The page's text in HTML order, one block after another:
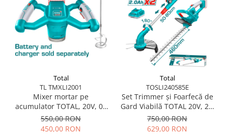
Suporturi laptop
Tirbușoane și deschizătoare de
sticle
Trafalet
Trusă tubulare
Unelte pentru altoit
Unelte pentru grădină
Total
TL TMXLI2001
Mixer mortar pe
acumulator TOTAL, 20V, 0–
650 RPM, prindere M14,
fără baterie
550,00 RON
450,00 RON
Total
TOSLI240585E
Set Trimmer și Foarfecă de
Gard Viabilă TOTAL 20V, 2 x
Acumulator 2Ah +
Încărcător
750,00 RON
629,00 RON